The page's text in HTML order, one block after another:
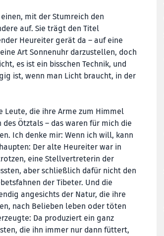
mit der Stumreich den
auf. Sie trägt den Titel
Heureiter gerät da – auf eine
Art Sonnenuhr darzustellen, doch
es ist ein bisschen Technik, und
ist, wenn man Licht braucht, in der
Leute, die ihre Arme zum Himmel
Ötztals – das waren für mich die
Ich denke mir: Wenn ich will, kann
Der alte Heureiter war in
eine Stellvertreterin der
aber schließlich dafür nicht den
der Tibeter. Und die
angesichts der Natur, die ihre
nach Belieben leben oder töten
Da produziert ein ganz
die ihn immer nur dann füttert,